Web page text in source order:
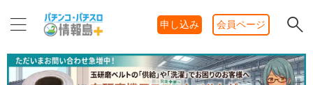
申し込み 会員ページ